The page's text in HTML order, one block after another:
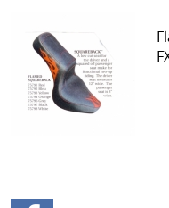
Mustang seats
Mustang seats
Mustang seats
Mijn account
Gastenboek